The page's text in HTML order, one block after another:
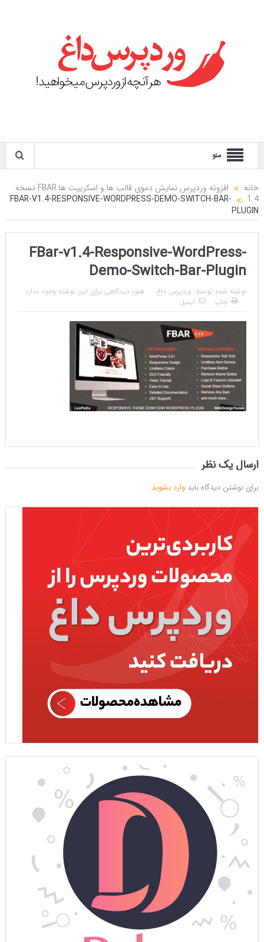
منو
خانه
افزونه وردپرس نمایش دموی قالب ها و اسکریپت ها FBAR نسخه
1.4
FBAR-V1.4-RESPONSIVE-WORDPRESS-DEMO-SWITCH-BAR-
PLUGIN
FBar-v1.4-Responsive-WordPress-
Demo-Switch-Bar-Plugin
نوشته شده توسط: وردپرس داغ
هنوز دیدگاهی برای این نوشته وجود ندارد
چاپ
ایمیل
ارسال یک نظر
برای نوشتن دیدگاه باید وارد بشوید.